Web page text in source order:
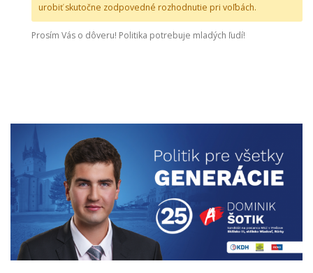
urobiť skutočne zodpovedné rozhodnutie pri voľbách.
Prosím Vás o dôveru! Politika potrebuje mladých ľudí!